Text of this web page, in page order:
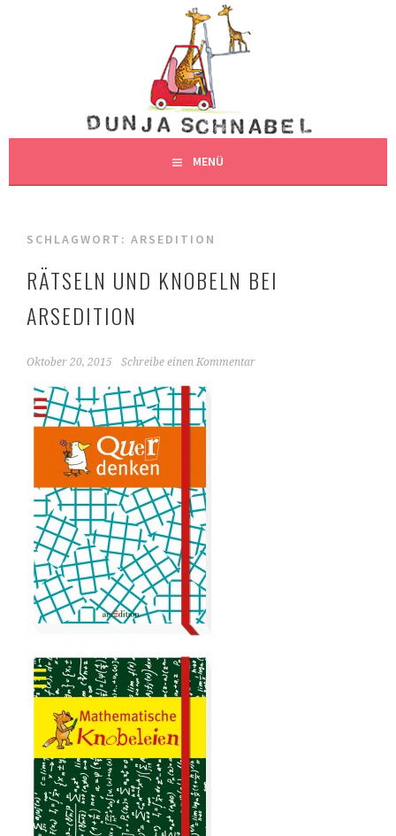
DUNJAS SCHNABEL
ILLUSTRATION
DUNJA SCHNABEL, ILLUSTRATION, HAMBURG
MENÜ
SCHLAGWORT:ARSEDITION
RÄTSELN UND KNOBELN BEI
ARSEDITION
Oktober 20, 2015 Schreibe einen Kommentar